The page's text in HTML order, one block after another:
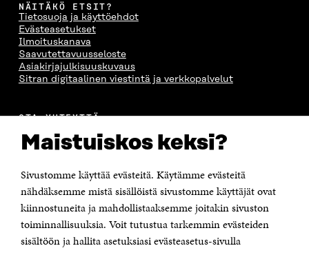
Maistuiskos keksi?
Sivustomme käyttää evästeitä. Käytämme evästeitä
nähdäksemme mistä sisällöistä sivustomme käyttäjät ovat
kiinnostuneita ja mahdollistaaksemme joitakin sivuston
toiminnallisuuksia. Voit tutustua tarkemmin evästeiden
sisältöön ja hallita asetuksiasi evästeasetus-sivulla
NÄITÄKÖ ETSIT?
Tietosuoja ja käyttöehdot
Evästeasetukset
Ilmoituskanava
Saavutettavuusseloste
Asiakirjajulkisuuskuvaus
Sitran digitaalinen viestintä ja verkkopalvelut
OTA YHTEYTTÄ
Itämerenkatu 11-13, PL 160,
00181 Helsinki
Puhelin +358 294 618 991
Sähköpostiosoite
Saapumisohjeet
Y-tunnus 0202132-3